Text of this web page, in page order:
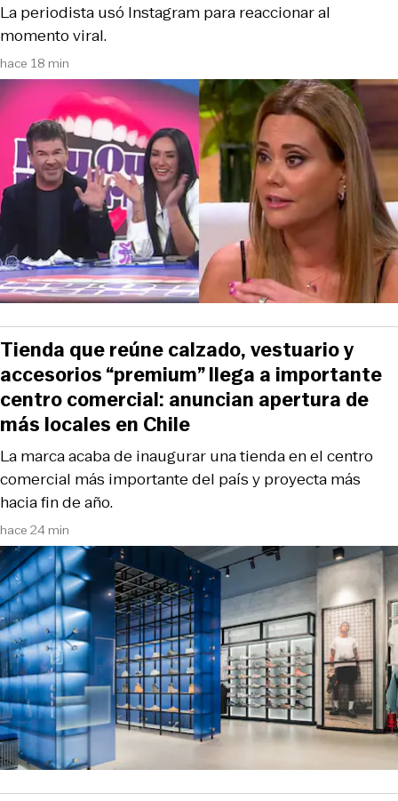
hace 18 min
La periodista usó Instagram para reaccionar al
momento viral.
hace 24 min
La marca acaba de inaugurar una tienda en el centro
comercial más importante del país y proyecta más
hacia fin de año.
Tienda que reúne calzado, vestuario y
accesorios “premium” llega a importante
centro comercial: anuncian apertura de
más locales en Chile